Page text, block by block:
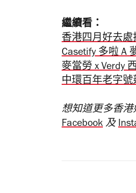
繼續看：
香港四月好去
Casetify 多啦 A
麥當勞 x Verdy
中環百年老字
想知道更多香
Facebook 及